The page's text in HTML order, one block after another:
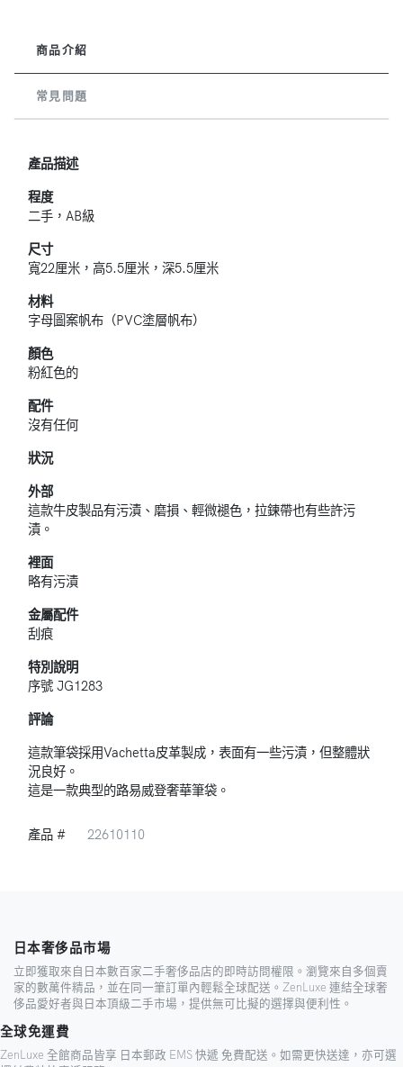
商品介紹
常見問題
產品描述
程度
二手，AB級
尺寸
寬22厘米，高5.5厘米，深5.5厘米
材料
字母圖案帆布（PVC塗層帆布）
顏色
粉紅色的
配件
沒有任何
狀況
外部
這款牛皮製品有污漬、磨損、輕微褪色，拉鍊帶也有些許污
漬。
裡面
略有污漬
金屬配件
刮痕
特別說明
序號 JG1283
評論
這款筆袋採用Vachetta皮革製成，表面有一些污漬，但整體狀
況良好。
這是一款典型的路易威登奢華筆袋。
產品 # 22610110
日本奢侈品市場
立即獲取來自日本數百家二手奢侈品店的即時訪問權限。瀏覽來自多個賣
家的數萬件精品，並在同一筆訂單內輕鬆全球配送。ZenLuxe 連結全球奢
侈品愛好者與日本頂級二手市場，提供無可比擬的選擇與便利性。
全球免運費
ZenLuxe 全館商品皆享 日本郵政 EMS 快遞 免費配送。如需更快送達，亦可選